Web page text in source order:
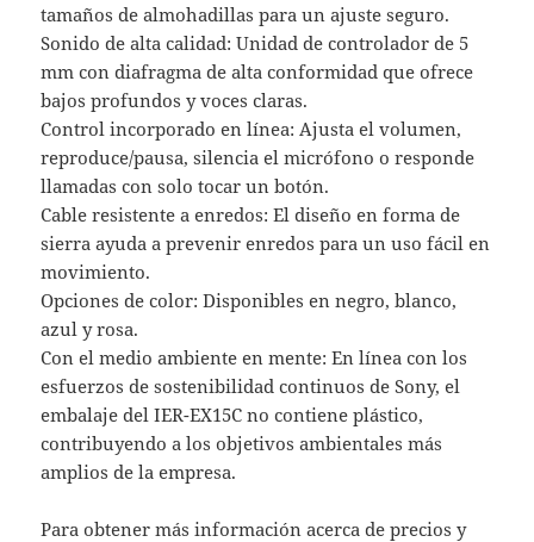
tamaños de almohadillas para un ajuste seguro.
Sonido de alta calidad: Unidad de controlador de 5
mm con diafragma de alta conformidad que ofrece
bajos profundos y voces claras.
Control incorporado en línea: Ajusta el volumen,
reproduce/pausa, silencia el micrófono o responde
llamadas con solo tocar un botón.
Cable resistente a enredos: El diseño en forma de
sierra ayuda a prevenir enredos para un uso fácil en
movimiento.
Opciones de color: Disponibles en negro, blanco,
azul y rosa.
Con el medio ambiente en mente: En línea con los
esfuerzos de sostenibilidad continuos de Sony, el
embalaje del IER-EX15C no contiene plástico,
contribuyendo a los objetivos ambientales más
amplios de la empresa.
Para obtener más información acerca de precios y